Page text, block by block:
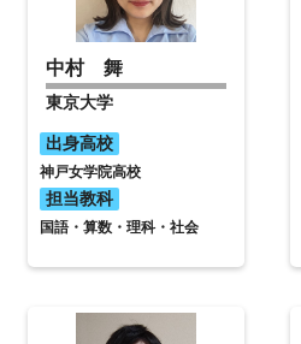
中村 舞
東京大学
出身高校
神戸女学院高校
担当教科
国語・算数・理科・社会